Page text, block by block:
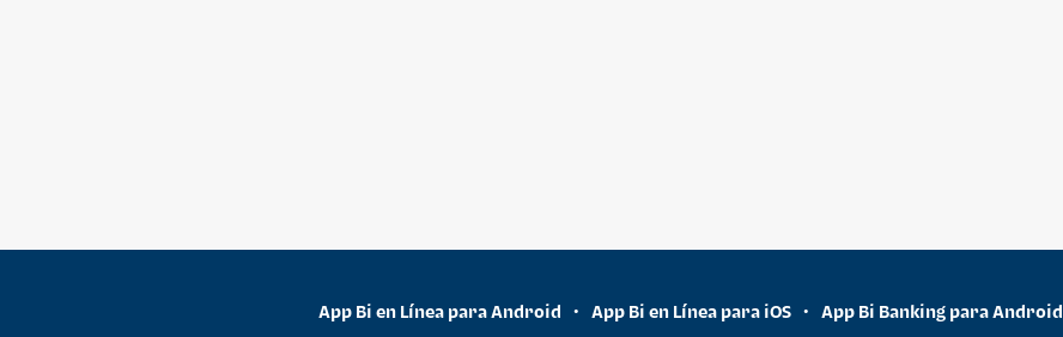
App Bi en Línea para Android • App Bi en Línea para iOS • App Bi Banking para Android